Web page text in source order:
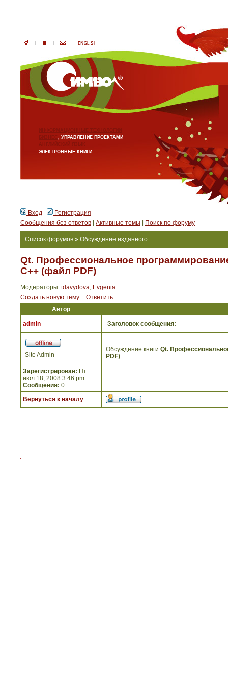
ИНФОРМАЦИОННЫЕ ТЕХНОЛОГИИ
БИЗНЕС, УПРАВЛЕНИЕ ПРОЕКТАМИ
АНГЛИЙСКИЙ ЯЗЫК
ЭЛЕКТРОННЫЕ КНИГИ
Вход
Регистрация
Сообщения без ответов
Активные темы Поиск по форуму
Список форумов » Обсуждение изданного
Qt. Профессиональное
С++ (файл PDF)
Модераторы: tdavydova, Evgenia
Создать новую тему
Ответить
Автор
admin
Заголовок сообщения:
Site Admin
Зарегистрирован: Пт
июл 18, 2008 3:46 pm
Сообщения: 0
Обсуждение книги Qt.
PDF)
Вернуться к началу